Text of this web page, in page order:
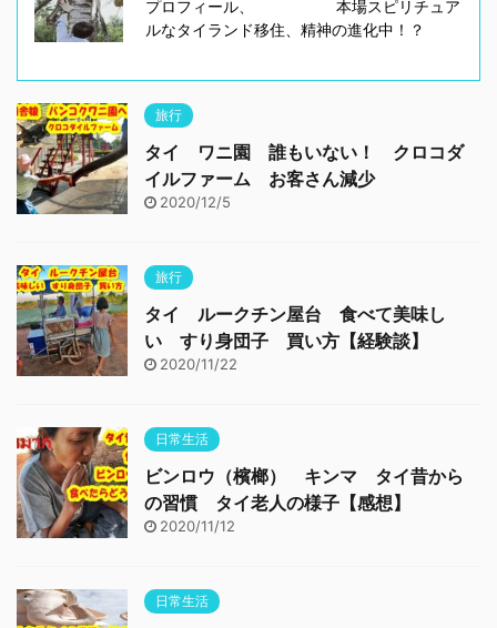
プロフィール、 本場スピリチュア
ルなタイランド移住、精神の進化中！？
旅行
タイ ワニ園 誰もいない！ クロコダ
イルファーム お客さん減少
2020/12/5
旅行
タイ ルークチン屋台 食べて美味し
い すり身団子 買い方【経験談】
2020/11/22
日常生活
ビンロウ（檳榔） キンマ タイ昔から
の習慣 タイ老人の様子【感想】
2020/11/12
日常生活